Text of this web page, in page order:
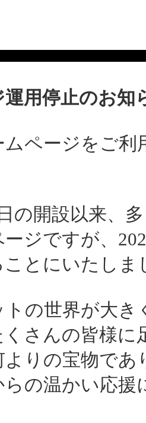
用停止のお知
ムページをご
の開設以来、
ジですが、
ことにいたしま
の世界が大
くさんの皆様
よりの宝物で
らの温かい応